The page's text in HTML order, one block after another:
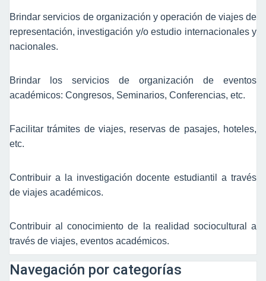
Brindar servicios de organización y operación de viajes de
representación, investigación y/o estudio internacionales y
nacionales.
Brindar los servicios de organización de eventos
académicos: Congresos, Seminarios, Conferencias, etc.
Facilitar trámites de viajes, reservas de pasajes, hoteles,
etc.
Contribuir a la investigación docente estudiantil a través
de viajes académicos.
Contribuir al conocimiento de la realidad sociocultural a
través de viajes, eventos académicos.
Navegación por categorías